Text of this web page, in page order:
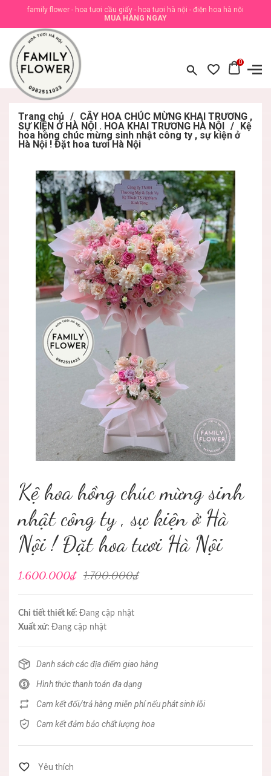
family flower - hoa tươi cầu giấy - hoa tươi hà nội - điện hoa hà nội
MUA HÀNG NGAY
0
Trang chủ / CÂY HOA CHÚC MỪNG KHAI TRƯƠNG ,
SỰ KIỆN Ở HÀ NỘI . HOA KHAI TRƯƠNG HÀ NỘI / Kệ
hoa hồng chúc mừng sinh nhật công ty , sự kiện ở
Hà Nội ! Đặt hoa tươi Hà Nội
Kệ hoa hồng chúc mừng sinh
nhật công ty , sự kiện ở Hà
Nội ! Đặt hoa tươi Hà Nội
1.600.000₫ 1.700.000₫
Chi tiết thiết kế: Đang cập nhật
Xuất xứ: Đang cập nhật
Danh sách các địa điểm giao hàng
Hình thức thanh toán đa dạng
Cam kết đổi/trả hàng miễn phí nếu phát sinh lỗi
Cam kết đảm bảo chất lượng hoa